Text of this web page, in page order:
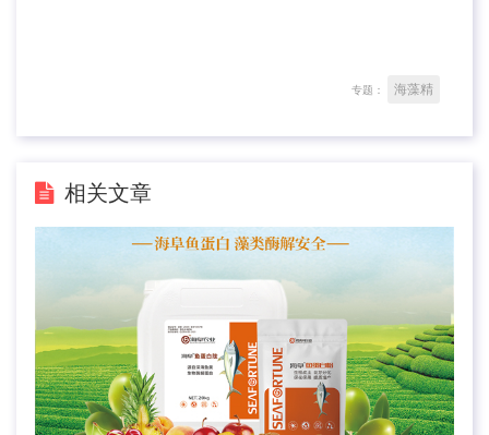
专题： 海藻精
相关文章